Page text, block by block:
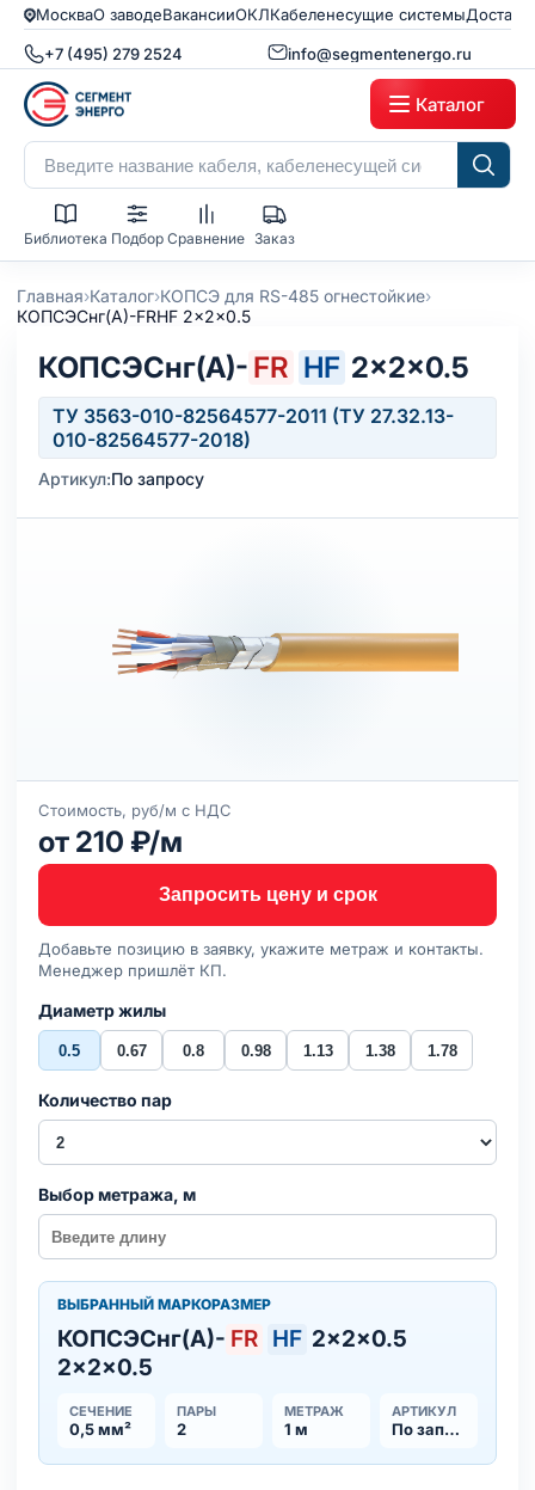
МоскваО заводеВакансииОКЛКабеленесущие системы
+7 (495) 279 2524 info@segmentenergo.ru
Каталог
Библиотека Подбор Сравнение Заказ
Главная›Каталог›КОПСЭ для RS-485 огнестойкие›
КОПСЭСнг(А)-FRHF 2x2x0.5
КОПСЭСнг(А)- FR HF 2×2×0.5
ТУ 3563-010-82564577-2011 (ТУ 27.32.13-
010-82564577-2018)
Артикул:По запросу
Стоимость, руб/м с НДС
от 210 ₽/м
Запросить цену и срок
Добавьте позицию в заявку, укажите метраж и контакты.
Менеджер пришлёт КП.
Диаметр жилы
0.5 0.67 0.8 0.98 1.13 1.38 1.78
Количество пар
Выбор метража, м
ВЫБРАННЫЙ МАРКОРАЗМЕР
КОПСЭСнг(А)- FR HF 2×2×0.5
2×2×0.5
СЕЧЕНИЕ
0,5 мм²
ПАРЫ
2
МЕТРАЖ
1 м
АРТИКУЛ
По запросу